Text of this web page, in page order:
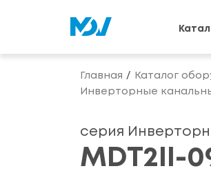
Главная Каталог
Инверторные
серия
MDT2II-